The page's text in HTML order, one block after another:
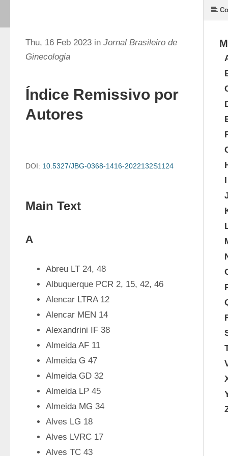
Thu, 16 Feb 2023 in Jornal Brasileiro de
Ginecologia
Índice Remissivo por
Autores
DOI: 10.5327/JBG-0368-1416-2022132S1124
Main Text
A
Abreu LT 24, 48
Albuquerque PCR 2, 15, 42, 46
Alencar LTRA 12
Alencar MEN 14
Alexandrini IF 38
Almeida AF 11
Almeida G 47
Almeida GD 32
Almeida LP 45
Almeida MG 34
Alves LG 18
Alves LVRC 17
Alves TC 43
I